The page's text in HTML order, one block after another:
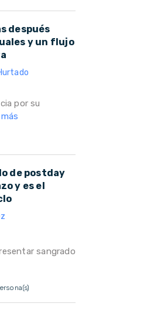
después
y un flujo
por su
de postday
y es el
sangrado